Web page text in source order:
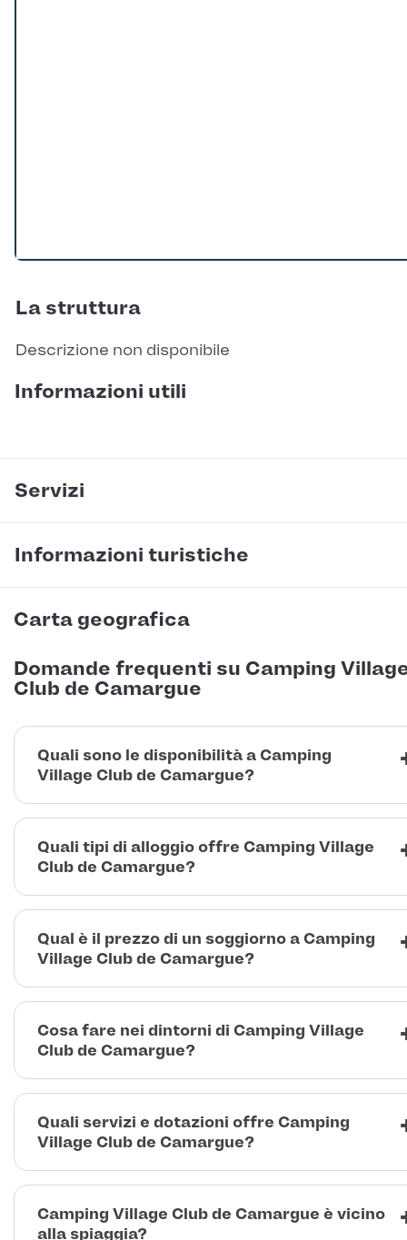
La struttura
Descrizione non disponibile
Informazioni utili
Servizi
Informazioni turistiche
Carta geografica
Domande frequenti su Camping
Club de Camargue
Quali sono le disponibilità a Camping
Village Club de Camargue?
Quali tipi di alloggio offre Camping Village
Club de Camargue?
Qual è il prezzo di un soggiorno a Camping
Village Club de Camargue?
Cosa fare nei dintorni di Camping Village
Club de Camargue?
Quali servizi e dotazioni offre Camping
Village Club de Camargue?
Camping Village Club de Camargue è vicino
alla spiaggia?